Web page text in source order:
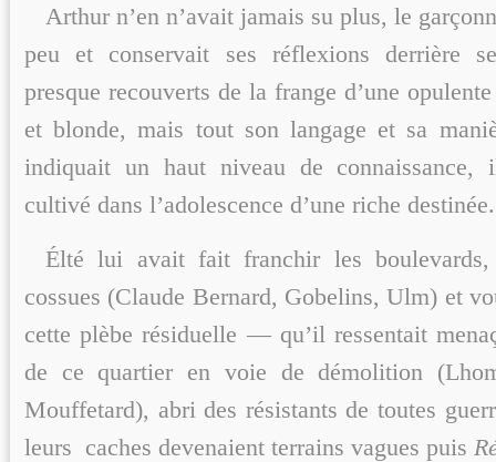
Arthur n’en n’avait jamais su plus, le
peu et conservait ses réflexions derrière
presque recouverts de la frange d’une
et blonde, mais tout son langage et sa
indiquait un haut niveau de
cultivé dans l’adolescence d’une riche destinée.
Élté lui avait fait franchir les boulevards,
cossues (Claude Bernard, Gobelins, Ulm) et
cette plèbe résiduelle — qu’il ressentait
de ce quartier en voie de démolition
Mouffetard), abri des résistants de toutes
leurs caches devenaient terrains vagues puis